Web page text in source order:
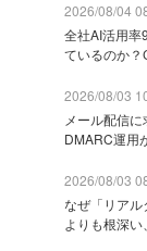
2026/08/04
全社AI活用率
ているのか
2026/08/03
メール配信
DMARC運用
2026/08/03
なぜ「リア
よりも根深い